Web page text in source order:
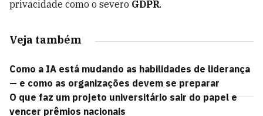
privacidade como o severo GDPR.
Veja também
Como a IA está mudando as habilidades de liderança
— e como as organizações devem se preparar
O que faz um projeto universitário sair do papel e
vencer prêmios nacionais